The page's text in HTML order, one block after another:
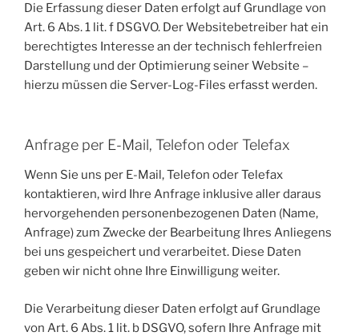
Die Erfassung dieser Daten erfolgt auf Grundlage von
Art. 6 Abs. 1 lit. f DSGVO. Der Websitebetreiber hat ein
berechtigtes Interesse an der technisch fehlerfreien
Darstellung und der Optimierung seiner Website –
hierzu müssen die Server-Log-Files erfasst werden.
Anfrage per E-Mail, Telefon oder Telefax
Wenn Sie uns per E-Mail, Telefon oder Telefax
kontaktieren, wird Ihre Anfrage inklusive aller daraus
hervorgehenden personenbezogenen Daten (Name,
Anfrage) zum Zwecke der Bearbeitung Ihres Anliegens
bei uns gespeichert und verarbeitet. Diese Daten
geben wir nicht ohne Ihre Einwilligung weiter.
Die Verarbeitung dieser Daten erfolgt auf Grundlage
von Art. 6 Abs. 1 lit. b DSGVO, sofern Ihre Anfrage mit